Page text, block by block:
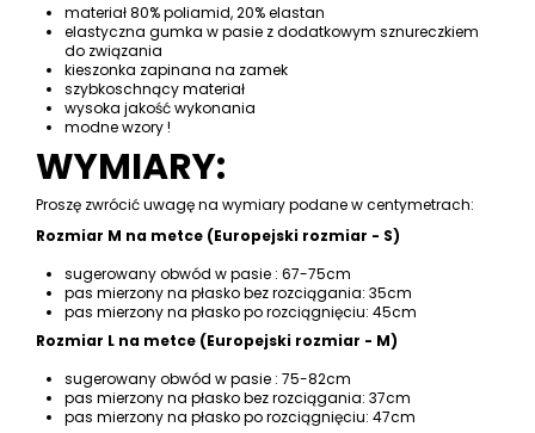
materiał 80% poliamid, 20% elastan
elastyczna gumka w pasie z dodatkowym sznureczkiem
do związania
kieszonka zapinana na zamek
szybkoschnący materiał
wysoka jakość wykonania
modne wzory !
WYMIARY:
Proszę zwrócić uwagę na wymiary podane w centymetrach:
Rozmiar M na metce (Europejski rozmiar - S)
sugerowany obwód w pasie : 67-75cm
pas mierzony na płasko bez rozciągania: 35cm
pas mierzony na płasko po rozciągnięciu: 45cm
Rozmiar L na metce (Europejski rozmiar - M)
sugerowany obwód w pasie : 75-82cm
pas mierzony na płasko bez rozciągania: 37cm
pas mierzony na płasko po rozciągnięciu: 47cm